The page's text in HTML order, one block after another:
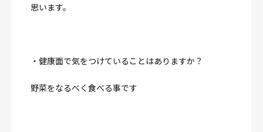
思います。
・健康面で気をつけていることはありますか？
野菜をなるべく食べる事です